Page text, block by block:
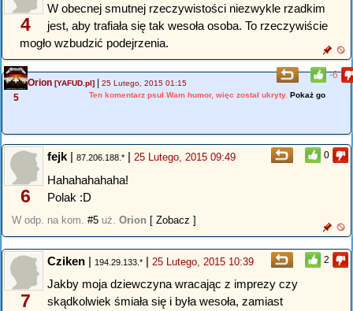
4
W obecnej smutnej rzeczywistości niezwykle rzadkim
jest, aby trafiała się tak wesoła osoba. To rzeczywiście
mogło wzbudzić podejrzenia.
-6
5
Orion [YAFUD.pl]
25 Lutego, 2015 01:15
Ten komentarz psuł Wam humor, więc został ukryty. Pokaż go
0
6
fejk | 87.206.188.* | 25 Lutego, 2015 09:49
Hahahahahaha!
Polak :D
W odp. na kom. #5 uż. Orion [ Zobacz ]
2
7
Cziken | 194.29.133.* | 25 Lutego, 2015 10:39
Jakby moja dziewczyna wracając z imprezy czy
skądkolwiek śmiała się i była wesoła, zamiast